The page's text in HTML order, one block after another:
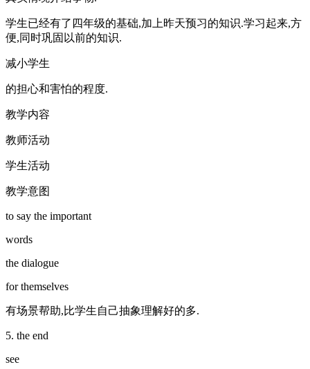
学生已经有了四年级的基础,加上昨天预习的知识.学习起来,方
便,同时巩固以前的知识.
减小学生
的担心和害怕的程度.
教学内容
教师活动
学生活动
教学意图
to say the important
words
the dialogue
for themselves
有场景帮助,比学生自己抽象理解好的多.
5. the end
see